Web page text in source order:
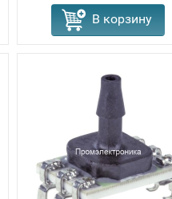
В корзину